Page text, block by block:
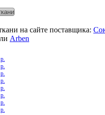
на сайте поставщика:
Arben